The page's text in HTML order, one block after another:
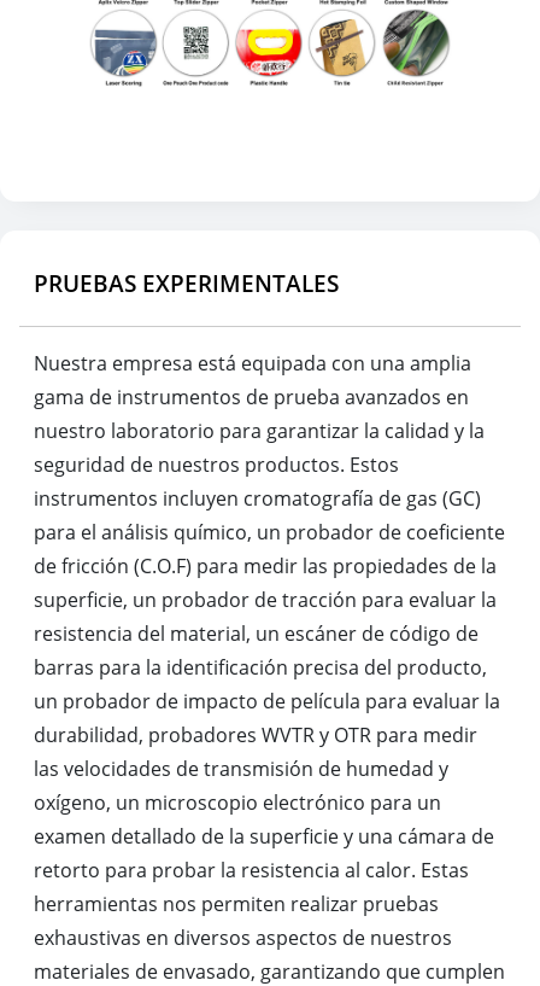
PRUEBAS EXPERIMENTALES
Nuestra empresa está equipada con una amplia
gama de instrumentos de prueba avanzados en
nuestro laboratorio para garantizar la calidad y la
seguridad de nuestros productos. Estos
instrumentos incluyen cromatografía de gas (GC)
para el análisis químico, un probador de coeficiente
de fricción (C.O.F) para medir las propiedades de la
superficie, un probador de tracción para evaluar la
resistencia del material, un escáner de código de
barras para la identificación precisa del producto,
un probador de impacto de película para evaluar la
durabilidad, probadores WVTR y OTR para medir
las velocidades de transmisión de humedad y
oxígeno, un microscopio electrónico para un
examen detallado de la superficie y una cámara de
retorto para probar la resistencia al calor. Estas
herramientas nos permiten realizar pruebas
exhaustivas en diversos aspectos de nuestros
materiales de envasado, garantizando que cumplen